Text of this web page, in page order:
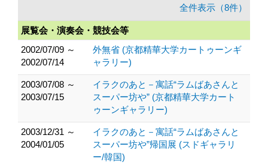
全件表示（8件）
展覧会・演奏会・競技会等
2002/07/09 ～
2002/07/14
外無省 (京都精華大学カートゥーンギ
ャラリー)
2003/07/08 ～
2003/07/15
イラクのあと－寓話“ラムばあさんと
スーパー坊や” (京都精華大学カート
ゥーンギャラリー)
2003/12/31 ～
2004/01/05
イラクのあと－寓話“ラムばあさんと
スーパー坊や”帰国展 (スドギャラリ
ー/韓国)